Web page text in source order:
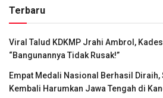
Terbaru
Viral Talud KDKMP Jrahi Ambrol,
“Bangunannya Tidak Rusak!”
Empat Medali Nasional Berhasil Diraih,
Kembali Harumkan Jawa Tengah di